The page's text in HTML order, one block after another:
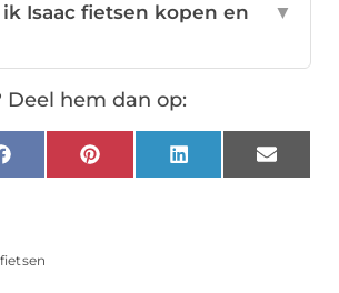
ik Isaac fietsen kopen en
▼
Deel hem dan op:
FacebookPinterestLinkedInEmail